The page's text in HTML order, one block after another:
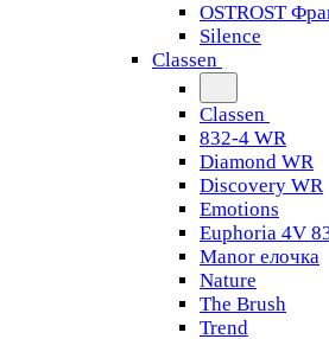
OSTROST
Silence
Classen
Classen
832-4 WR
Diamond WR
Discovery WR
Emotions
Euphoria 4V
Manor елочка
Nature
The Brush
Trend